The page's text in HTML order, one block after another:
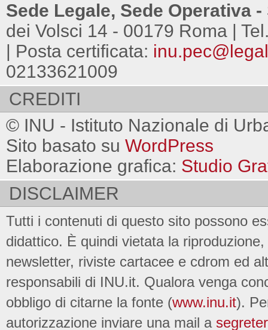
Sede Legale, Sede Operativa
dei Volsci 14 - 00179 Roma |
| Posta certificata:
02133621009
CREDITI
© INU - Istituto Nazionale di
Sito basato su WordPress
Elaborazione grafica: Studio
DISCLAIMER
Tutti i contenuti di questo sito possono
didattico. È quindi vietata la
newsletter, riviste cartacee e cdrom ed
responsabili di INU.it. Qualora venga
obbligo di citarne la fonte (www.inu.it).
autorizzazione inviare una mail a